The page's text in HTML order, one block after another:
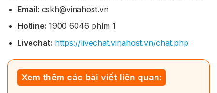
Email: cskh@vinahost.vn
Hotline: 1900 6046 phím 1
Livechat: https://livechat.vinahost.vn/chat.php
Xem thêm các bài viết liên quan: